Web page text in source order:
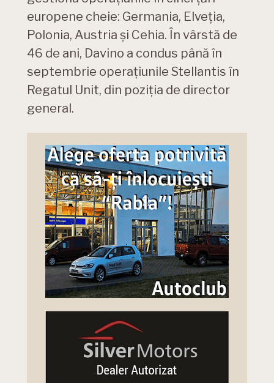
europene cheie: Germania, Elveția,
Polonia, Austria și Cehia. În vârstă de
46 de ani, Davino a condus până în
septembrie operațiunile Stellantis în
Regatul Unit, din poziția de director
general.